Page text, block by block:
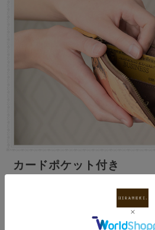
カードポケット付き
などもまとめて持ち歩けます。